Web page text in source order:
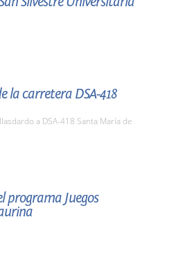
la carretera DSA-418
a DSA-418 Santa María de
programa Juegos